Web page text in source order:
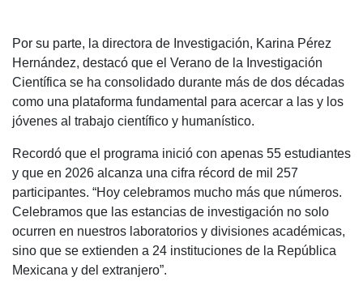
Por su parte, la directora de Investigación, Karina Pérez
Hernández, destacó que el Verano de la Investigación
Científica se ha consolidado durante más de dos décadas
como una plataforma fundamental para acercar a las y los
jóvenes al trabajo científico y humanístico.
Recordó que el programa inició con apenas 55 estudiantes
y que en 2026 alcanza una cifra récord de mil 257
participantes. “Hoy celebramos mucho más que números.
Celebramos que las estancias de investigación no solo
ocurren en nuestros laboratorios y divisiones académicas,
sino que se extienden a 24 instituciones de la República
Mexicana y del extranjero”.